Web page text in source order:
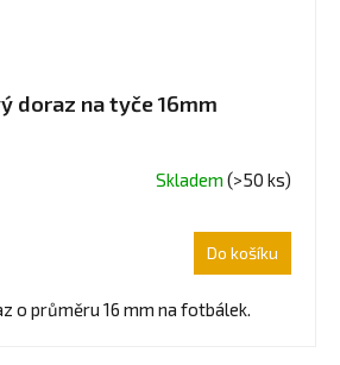
doraz na tyče 16mm
Skladem(>50 ks)
Do košíku
o průměru 16 mm na fotbálek.